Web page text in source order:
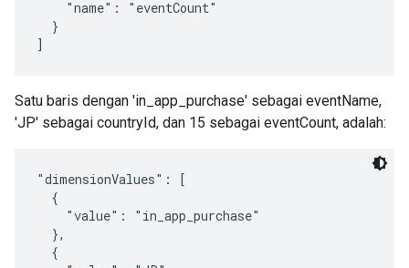
    "name": "eventCount"
  }
Satu baris dengan 'in_app_purchase' sebagai eventName,
'JP' sebagai countryId, dan 15 sebagai eventCount, adalah:
"dimensionValues": [
  {
    "value": "in_app_purchase"
  },
  {